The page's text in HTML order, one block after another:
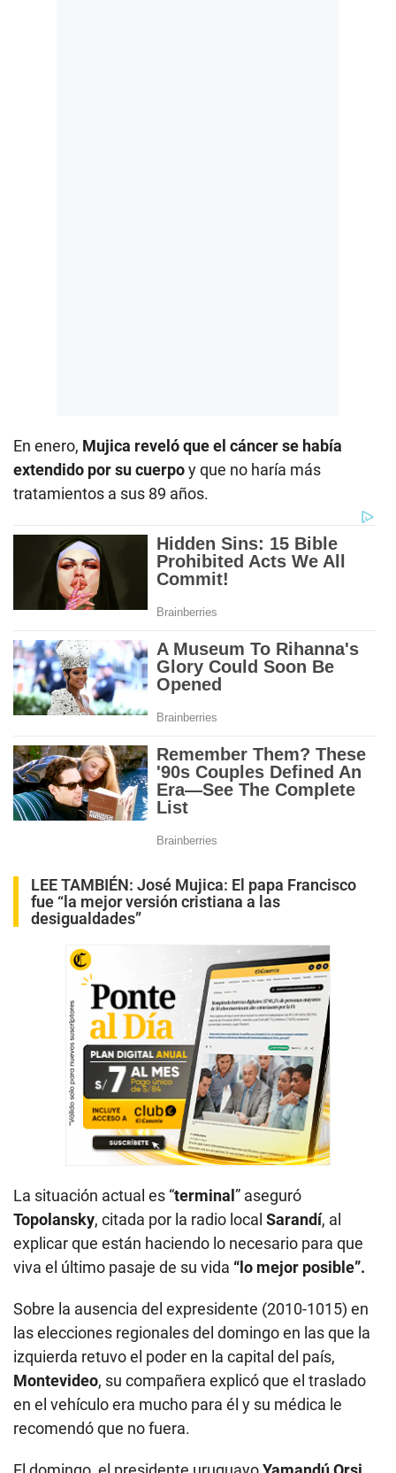
En enero, Mujica reveló que el cáncer se había
extendido por su cuerpoy que no haría más
tratamientos a sus 89 años.
LEE TAMBIÉN: José Mujica: El papa Francisco
fue “la mejor versión cristiana a las
desigualdades”
La situación actual es “terminal” aseguró
Topolansky, citada por la radio local Sarandí, al
explicar que están haciendo lo necesario para que
viva el último pasaje de su vida “lo mejor posible”.
Sobre la ausencia del expresidente (2010-1015) en
las elecciones regionales del domingo en las que la
izquierda retuvo el poder en la capital del país,
Montevideo, su compañera explicó que el traslado
en el vehículo era mucho para él y su médica le
recomendó que no fuera.